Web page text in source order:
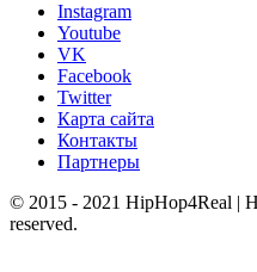
Instagram
Youtube
VK
Facebook
Twitter
Карта сайта
Контакты
Партнеры
© 2015 - 2021 HipHop4Real |
reserved.